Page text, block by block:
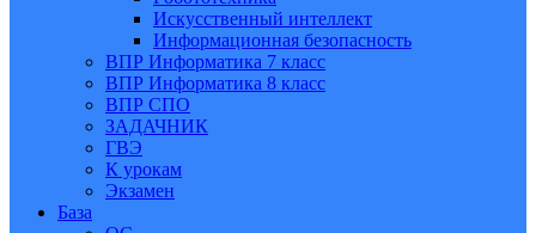
Искусственный интеллект
Информационная безопасность
ВПР Информатика 7 класс
ВПР Информатика 8 класс
ВПР СПО
ЗАДАЧНИК
ГВЭ
К урокам
Экзамен
База